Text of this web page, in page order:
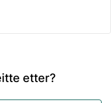
etter?